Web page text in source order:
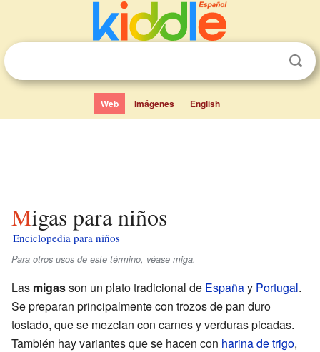
Web Imágenes English
Migas para niños
Enciclopedia para niños
Para otros usos de este término, véase miga.
Las migasson un plato tradicional de Españay Portugal.
Se preparan principalmente con trozos de pan duro
tostado, que se mezclan con carnes y verduras picadas.
También hay variantes que se hacen con harina de trigo,